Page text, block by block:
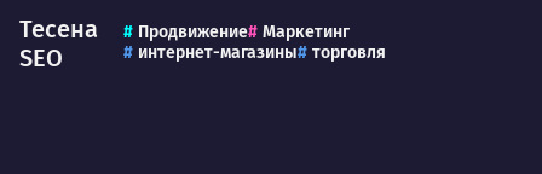
Тесена
SEO
Продвижение
Маркетинг
интернет-магазины
торговля